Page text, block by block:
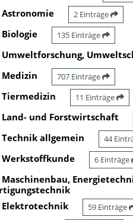
Astronomie 2 Einträge
Biologie 135 Einträge
Umweltforschung,
Medizin 707 Einträge
Tiermedizin 11 Einträge
Land- und Forstwirtschaft
Technik allgemein 44
Werkstoffkunde 6 Einträge
Maschinenbau,
Elektrotechnik 59 Einträge